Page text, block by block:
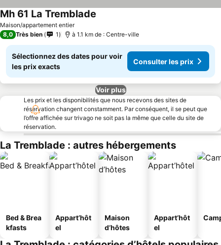
Maison/appartement entier
Mh 61 La Tremblade
8,0 Très bien 1 à 1.1 km de : Centre-ville
Sélectionnez des dates pour voir
les prix exacts
Consulter les prix
Voir plus
Les prix et les disponibilités que nous recevons des sites de
réservation changent constamment. Par conséquent, il se peut que
l’offre affichée sur trivago ne soit pas la même que celle du site de
réservation.
La Tremblade : autres hébergements
Bed & Brea
kfasts
Appart’hôt
el
Maison
d’hôtes
Appart’hôt
el